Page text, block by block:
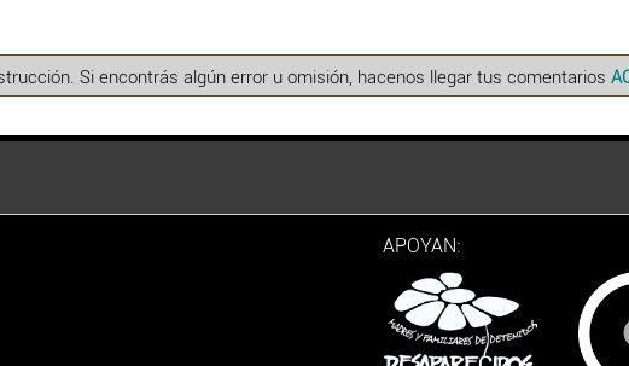
Si encontrás algún error u omisión, hacenos llegar tus comentarios
APOYAN: